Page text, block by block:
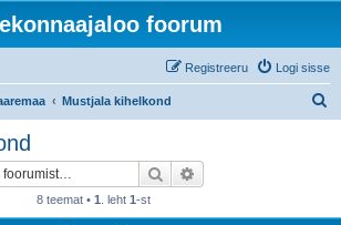
foorum
Logi sisse
Registreeru
Mustjala kihelkond
Otsi
8 teemat • 1 . leht 1-st